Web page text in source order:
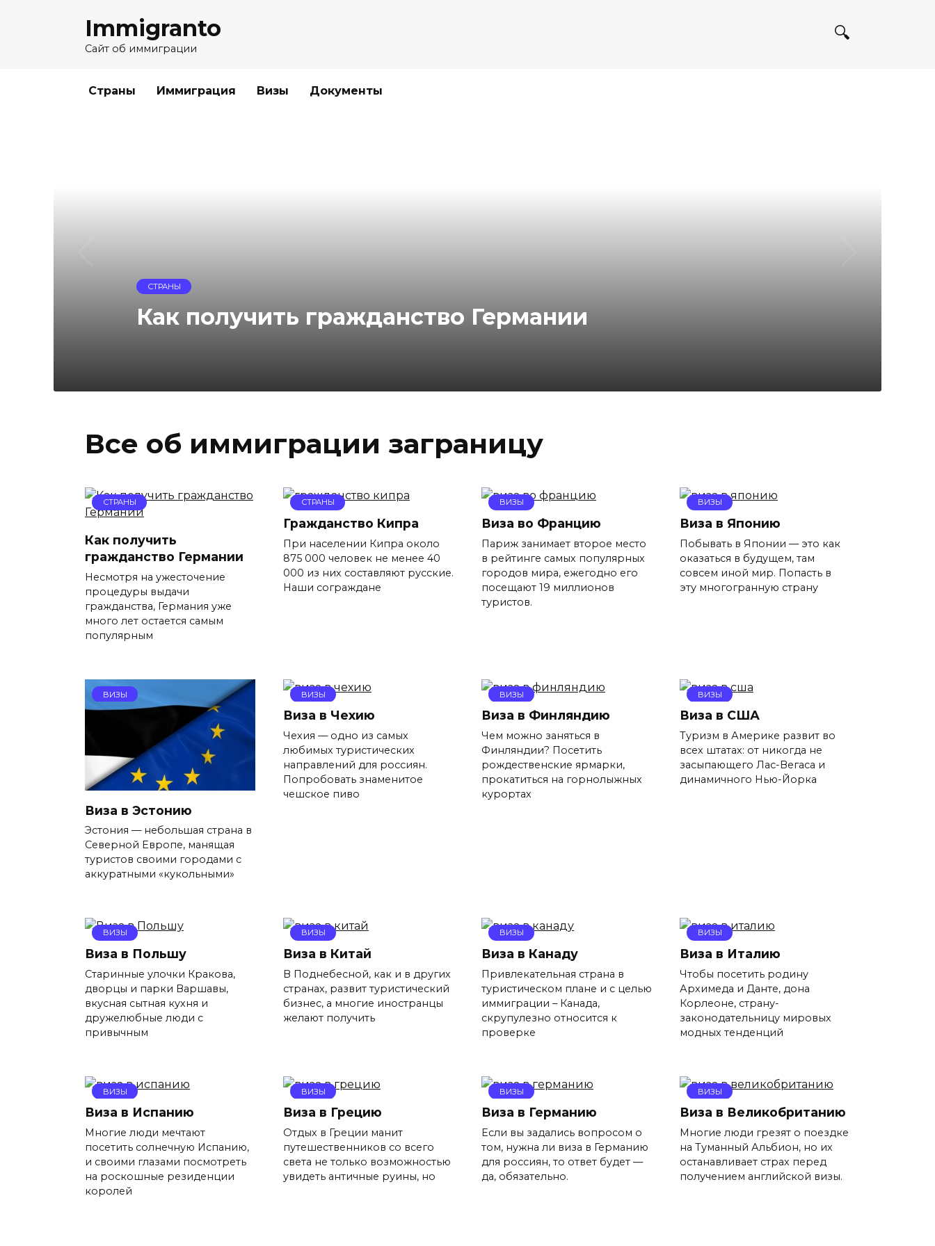
Immigranto
Сайт об иммиграции
Страны Иммиграция Визы Документы
СТРАНЫ
Как получить гражданство Германии
Все об иммиграции заграницу
СТРАНЫ
Как получить
гражданство Германии
Несмотря на ужесточение
процедуры выдачи
гражданства, Германия уже
много лет остается самым
популярным
СТРАНЫ
Гражданство Кипра
При населении Кипра около
875 000 человек не менее 40
000 из них составляют русские.
Наши сограждане
ВИЗЫ
Виза во Францию
Париж занимает второе место
в рейтинге самых популярных
городов мира, ежегодно его
посещают 19 миллионов
туристов.
ВИЗЫ
Виза в Японию
Побывать в Японии — это как
оказаться в будущем, там
совсем иной мир. Попасть в
эту многогранную страну
ВИЗЫ
Виза в Эстонию
Эстония — небольшая страна в
Северной Европе, манящая
туристов своими городами с
аккуратными «кукольными»
ВИЗЫ
Виза в Чехию
Чехия — одно из самых
любимых туристических
направлений для россиян.
Попробовать знаменитое
чешское пиво
ВИЗЫ
Виза в Финляндию
Чем можно заняться в
Финляндии? Посетить
рождественские ярмарки,
прокатиться на горнолыжных
курортах
ВИЗЫ
Виза в США
Туризм в Америке развит во
всех штатах: от никогда не
засыпающего Лас-Вегаса и
динамичного Нью-Йорка
ВИЗЫ
Виза в Польшу
Старинные улочки Кракова,
дворцы и парки Варшавы,
вкусная сытная кухня и
дружелюбные люди с
привычным
ВИЗЫ
Виза в Китай
В Поднебесной, как и в других
странах, развит туристический
бизнес, а многие иностранцы
желают получить
ВИЗЫ
Виза в Канаду
Привлекательная страна в
туристическом плане и с целью
иммиграции – Канада,
скрупулезно относится к
проверке
ВИЗЫ
Виза в Италию
Чтобы посетить родину
Архимеда и Данте, дона
Корлеоне, страну-
законодательницу мировых
модных тенденций
ВИЗЫ
Виза в Испанию
Многие люди мечтают
посетить солнечную Испанию,
и своими глазами посмотреть
на роскошные резиденции
королей
ВИЗЫ
Виза в Грецию
Отдых в Греции манит
путешественников со всего
света не только возможностью
увидеть античные руины, но
ВИЗЫ
Виза в Германию
Если вы задались вопросом о
том, нужна ли виза в Германию
для россиян, то ответ будет —
да, обязательно.
ВИЗЫ
Виза в Великобританию
Многие люди грезят о поездке
на Туманный Альбион, но их
останавливает страх перед
получением английской визы.